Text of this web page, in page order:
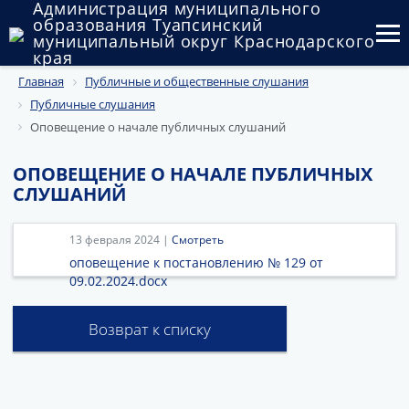
Администрация муниципального
образования Туапсинский
муниципальный округ Краснодарского
края
Округ
Администрация
Муниципальные закупки
Государственный и муниципальный контроль
Муниципальное имущество
Публичные слушания и общественные обсуждения
Документы
Главная
Публичные и общественные слушания
Публичные слушания
Оповещение о начале публичных слушаний
ОПОВЕЩЕНИЕ О НАЧАЛЕ ПУБЛИЧНЫХ
СЛУШАНИЙ
13 февраля 2024 | Смотреть
оповещение к постановлению № 129 от
09.02.2024.docx
Возврат к списку